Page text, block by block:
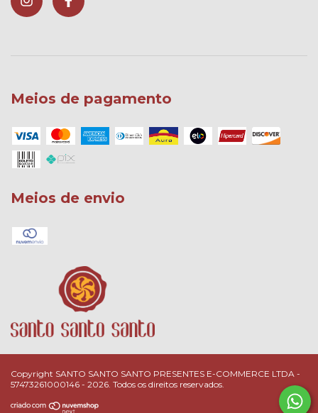
Meios de pagamento
Meios de envio
Copyright SANTO SANTO SANTO PRESENTES E-COMMERCE LTDA -
57473261000146 - 2026. Todos os direitos reservados.